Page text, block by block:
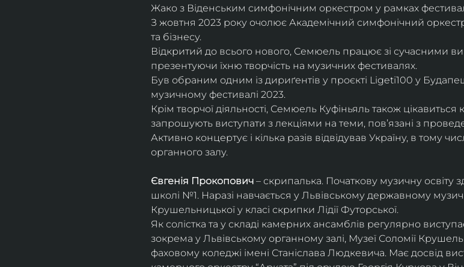
Жако з Віденським симфонічним оркестром у рамках
З жовтня 2023 року очолює Академічний симфонічний
та бізнесу.
Відкритий до всього нового, Семюель працює зі сучасними
презентуючи їхню творчість на музичних фестивалях.
Був обраним одним із дириґентів у проєкті Ligeti100 у
музичному фестивалі 2023.
Крім творчої діяльності, Семюель Куфіньяль також
запрошують виступати з лекціями на теми, пов’язані з
Активно концертує і кілька разів відвідував Україну, в тому
органного залу.
Євгенія Прокопович – скрипалька. Початкову музичну освіту
школі №1. Наразі навчається у Львівському державному
Крушельницької у класі скрипки Лідії Футорської.
Як солістка та у складі камерних ансамблів регулярно
зокрема у Львівському органному залі, Музеї Соломії
фаховому коледжі імені Станіслава Людкевича. Має досвід